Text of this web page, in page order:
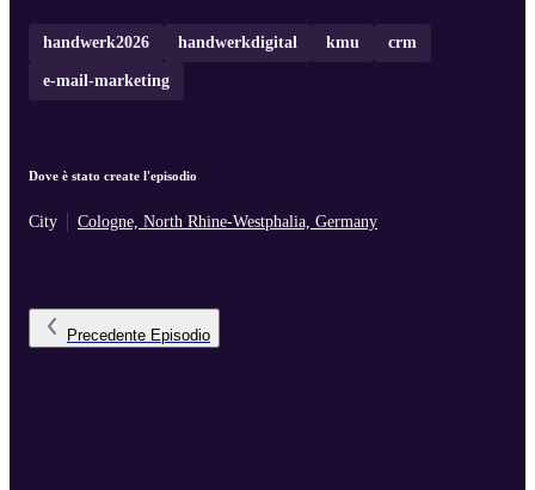
handwerk2026 handwerkdigital kmu crm
e-mail-marketing
Dove è stato create l'episodio
City Cologne, North Rhine-Westphalia, Germany
Precedente Episodio